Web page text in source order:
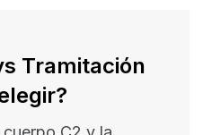
Tramitación